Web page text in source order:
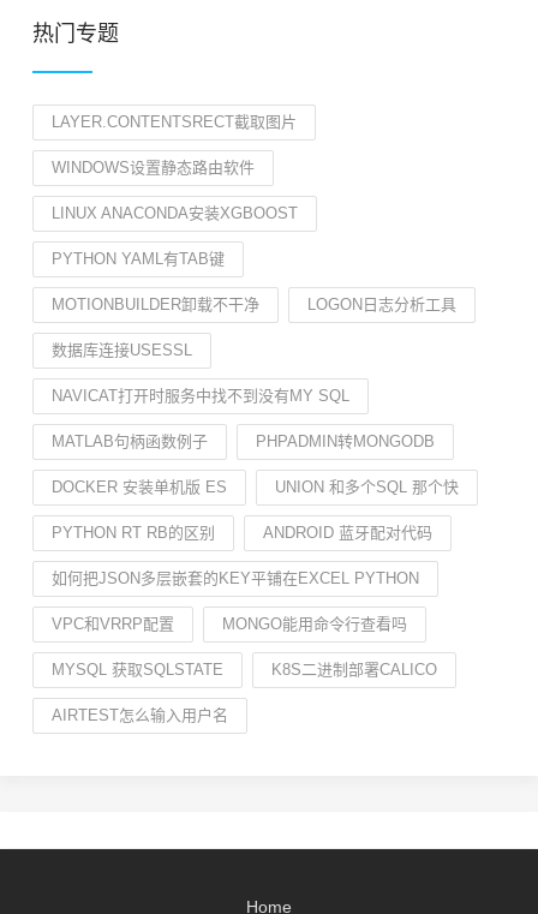
热门专题
LAYER.CONTENTSRECT截取图片
WINDOWS设置静态路由软件
LINUX ANACONDA安装XGBOOST
PYTHON YAML有TAB键
MOTIONBUILDER卸载不干净 LOGON日志分析工具
数据库连接USESSL
NAVICAT打开时服务中找不到没有MY SQL
MATLAB句柄函数例子 PHPADMIN转MONGODB
DOCKER 安装单机版 ES UNION 和多个SQL 那个快
PYTHON RT RB的区别 ANDROID 蓝牙配对代码
如何把JSON多层嵌套的KEY平铺在EXCEL PYTHON
VPC和VRRP配置 MONGO能用命令行查看吗
MYSQL 获取SQLSTATE K8S二进制部署CALICO
AIRTEST怎么输入用户名
Home